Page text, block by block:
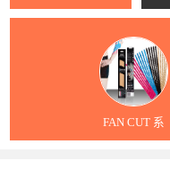
FAN CUT 系